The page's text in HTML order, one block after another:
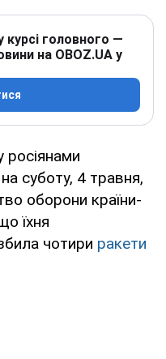
головного —
на OBOZ.UA у
на суботу, 4 травня,
оборони країни-
їхня
чотири ракети